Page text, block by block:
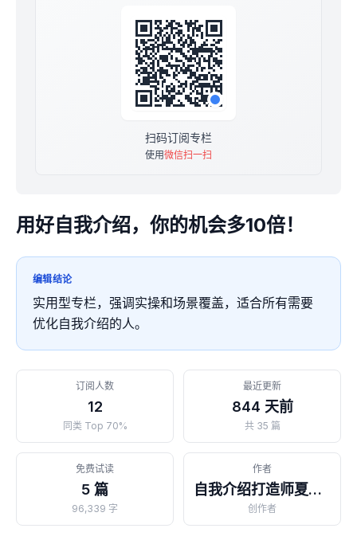
赠送1299元/小时的1V1咨询1次，助你高效解决问题
价格：原价499，现价299，一次付费永久观看
扫码订阅专栏
使用微信扫一扫
用好自我介绍，你的机会多10倍！
编辑结论
实用型专栏，强调实操和场景覆盖，适合所有需要
优化自我介绍的人。
订阅人数
12
同类 Top 70%
最近更新
844 天前
共 35 篇
免费试读
5 篇
96,339 字
作者
自我介绍打造师夏麦💕
创作者